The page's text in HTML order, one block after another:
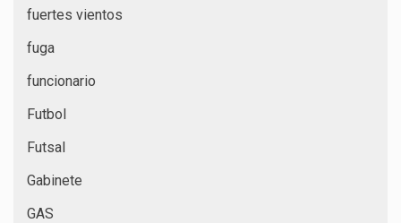
fuertes vientos
fuga
funcionario
Futbol
Futsal
Gabinete
GAS